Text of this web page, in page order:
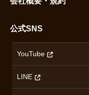
配送・送料について
セイコー
カシオ
ミナセ
オリエントスター
オメガ
沿革
公式SNS
YouTube
LINE